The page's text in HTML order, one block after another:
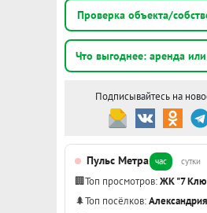
Проверка объекта/
Что выгоднее: аренда или
Подписывайтесь на
Пульс Метра час сутки
🏢Топ просмотров:ЖК "7
🌲Топ посёлков:Александрия